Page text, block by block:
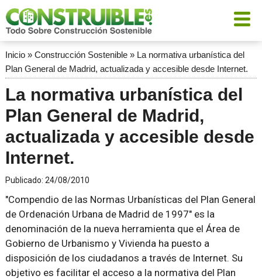
Inicio» Construcción Sostenible» La normativa urbanística del
Plan General de Madrid, actualizada y accesible desde Internet.
La normativa urbanística del
Plan General de Madrid,
actualizada y accesible desde
Internet.
Publicado: 24/08/2010
"Compendio de las Normas Urbanísticas del Plan General
de Ordenación Urbana de Madrid de 1997" es la
denominación de la nueva herramienta que el Área de
Gobierno de Urbanismo y Vivienda ha puesto a
disposición de los ciudadanos a través de Internet. Su
objetivo es facilitar el acceso a la normativa del Plan